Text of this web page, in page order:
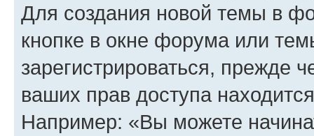
Для создания новой темы в
кнопке в окне форума или
зарегистрироваться, прежде
ваших прав доступа
Например: «Вы можете